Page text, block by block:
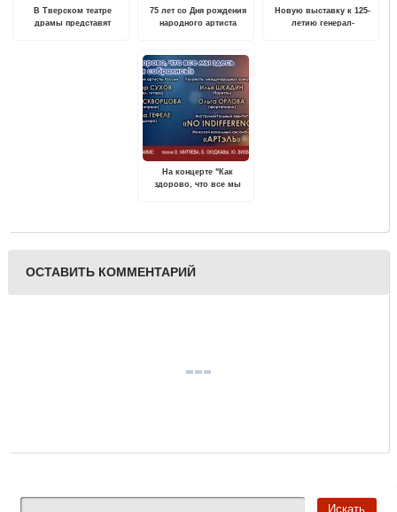
В Тверском театре
драмы представят
75 лет со Дня рождения
народного артиста
Новую выставку к 125-
летию генерал-
На концерте "Как
здорово, что все мы
Митяева, Б. Окуджавы,
известных музыкантов
ОСТАВИТЬ КОММЕНТАРИЙ